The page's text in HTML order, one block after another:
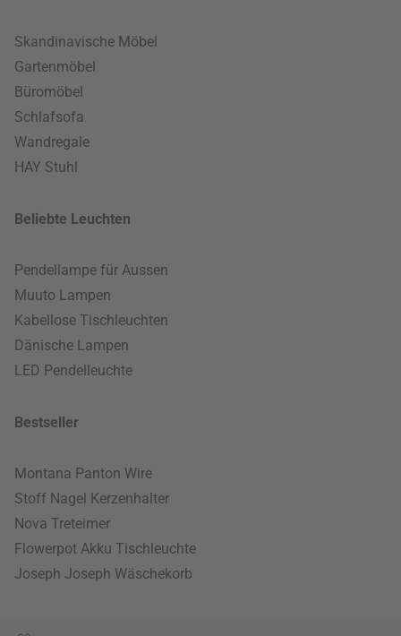
Skandinavische Möbel
Gartenmöbel
Büromöbel
Schlafsofa
Wandregale
HAY Stuhl
Beliebte Leuchten
Pendellampe für Aussen
Muuto Lampen
Kabellose Tischleuchten
Dänische Lampen
LED Pendelleuchte
Bestseller
Montana Panton Wire
Stoff Nagel Kerzenhalter
Nova Treteimer
Flowerpot Akku Tischleuchte
Joseph Joseph Wäschekorb